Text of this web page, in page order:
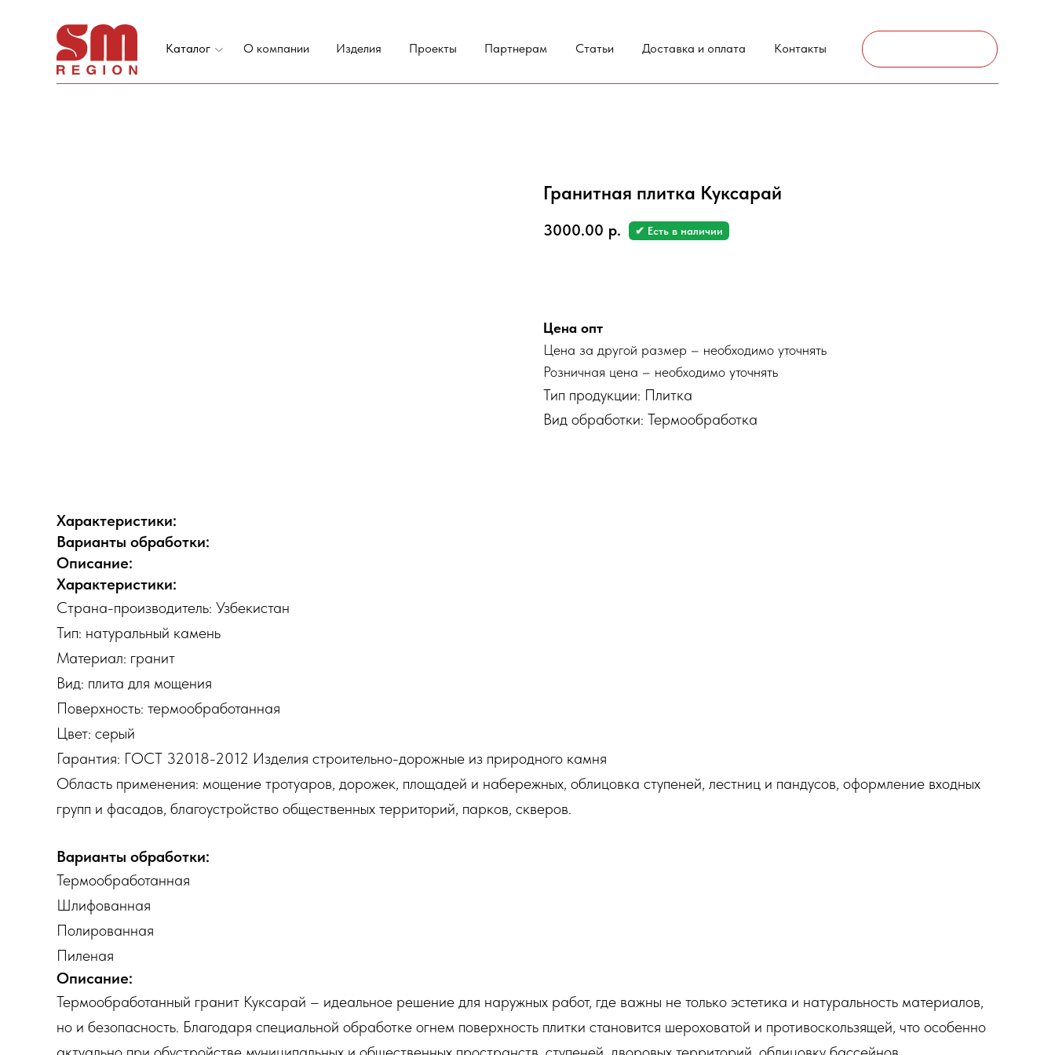
Изделия
О компании Проекты Партнерам Статьи Контакты
Доставка и оплата
Каталог
Гранитная плитка Куксарай
3000.00 р. ✔ Есть в наличии
Цена опт
Цена за другой размер – необходимо уточнять
Розничная цена – необходимо уточнять
Тип продукции: Плитка
Вид обработки: Термообработка
Характеристики:
Варианты обработки:
Описание:
Характеристики:
Страна-производитель: Узбекистан
Тип: натуральный камень
Материал: гранит
Вид: плита для мощения
Поверхность: термообработанная
Цвет: серый
Гарантия: ГОСТ 32018-2012 Изделия строительно-дорожные из природного камня
Область применения: мощение тротуаров, дорожек, площадей и набережных, облицовка ступеней, лестниц и пандусов, оформление входных
групп и фасадов, благоустройство общественных территорий, парков, скверов.
Варианты обработки:
Термообработанная
Шлифованная
Полированная
Пиленая
Описание:
Термообработанный гранит Куксарай – идеальное решение для наружных работ, где важны не только эстетика и натуральность материалов,
но и безопасность. Благодаря специальной обработке огнем поверхность плитки становится шероховатой и противоскользящей, что особенно